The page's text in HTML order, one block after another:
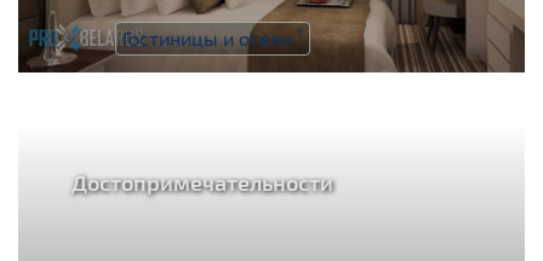
Гостиницы и отели1
Достопримечательности